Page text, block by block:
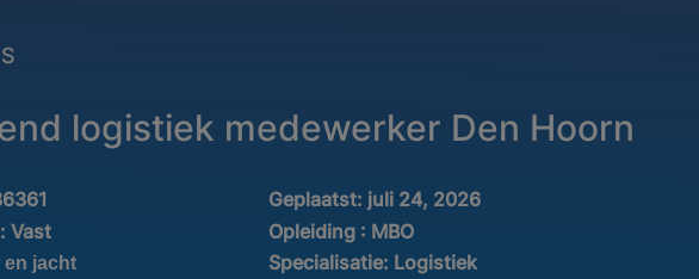
logistiek medewerker Den Hoorn
Geplaatst: juli 24, 2026
Vast Opleiding : MBO
en jacht Specialisatie: Logistiek